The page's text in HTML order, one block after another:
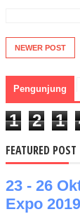
NEWER POST
Pengunjung
1 2 1
FEATURED POST
23 - 26
Expo